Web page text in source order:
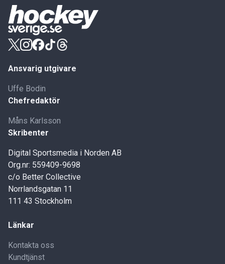
Ansvarig utgivare
Uffe Bodin
Chefredaktör
Måns Karlsson
Skribenter
Digital Sportsmedia i Norden AB
Org.nr: 559409-9698
c/o Better Collective
Norrlandsgatan 11
111 43 Stockholm
Länkar
Kontakta oss
Kundtjänst